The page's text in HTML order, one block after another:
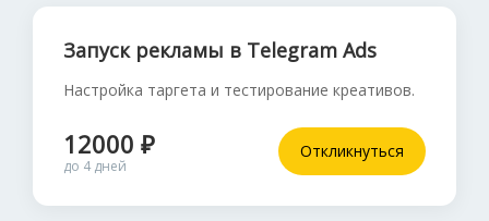
Запуск рекламы в Telegram Ads
Настройка таргета и тестирование креативов.
12000 ₽
до 4 дней
Откликнуться